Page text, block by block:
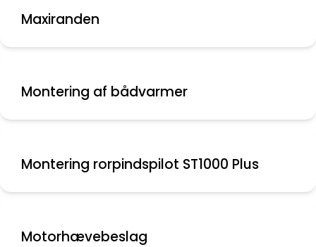
Maxiranden
Montering af bådvarmer
Montering rorpindspilot ST1000 Plus
Motorhævebeslag